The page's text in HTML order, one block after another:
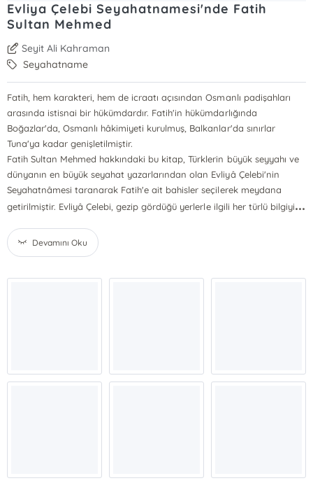
Evliya Çelebi Seyahatnamesi'nde Fatih
Sultan Mehmed
Seyit Ali Kahraman
Seyahatname
Fatih, hem karakteri, hem de icraatı açısından Osmanlı padişahları
arasında istisnai bir hükümdardır. Fatih'in hükümdarlığında
Boğazlar'da, Osmanlı hâkimiyeti kurulmuş, Balkanlar'da sınırlar
Tuna'ya kadar genişletilmiştir.
Fatih Sultan Mehmed hakkındaki bu kitap, Türklerin büyük seyyahı ve
dünyanın en büyük seyahat yazarlarından olan Evliyâ Çelebi'nin
Seyahatnâmesi taranarak Fatih'e ait bahisler seçilerek meydana
getirilmiştir. Evliyâ Çelebi, gezip gördüğü yerlerle ilgili her türlü bilgiyi...
Devamını Oku